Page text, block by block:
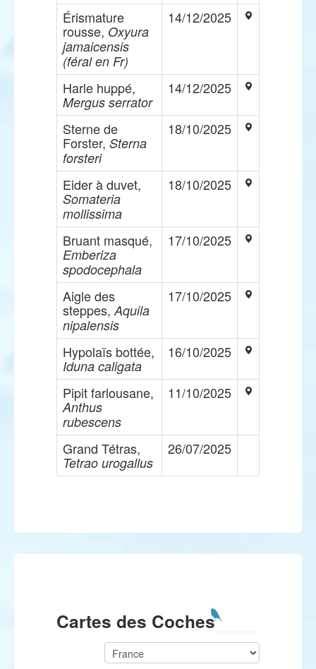
Érismature
rousse, Oxyura
jamaicensis
(féral en Fr)
14/12/2025
Harle huppé,
Mergus serrator
14/12/2025
Sterne de
Forster, Sterna
forsteri
18/10/2025
Eider à duvet,
Somateria
mollissima
18/10/2025
Bruant masqué,
Emberiza
spodocephala
17/10/2025
Aigle des
steppes, Aquila
nipalensis
17/10/2025
Hypolaïs bottée,
Iduna caligata
16/10/2025
Pipit farlousane,
Anthus
rubescens
11/10/2025
Grand Tétras,
Tetrao urogallus
26/07/2025
Cartes des Coches